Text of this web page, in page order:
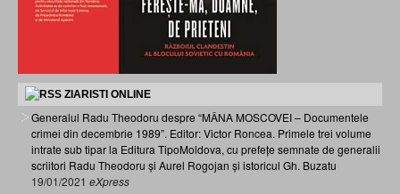
ZIARISTI ONLINE
Generalul Radu Theodoru despre “MÂNA MOSCOVEI – Documentele
crimei din decembrie 1989”. Editor: Victor Roncea. Primele trei volume
intrate sub tipar la Editura TipoMoldova, cu prefețe semnate de generalii
scriitori Radu Theodoru și Aurel Rogojan și istoricul Gh. Buzatu
19/01/2021 eXpress